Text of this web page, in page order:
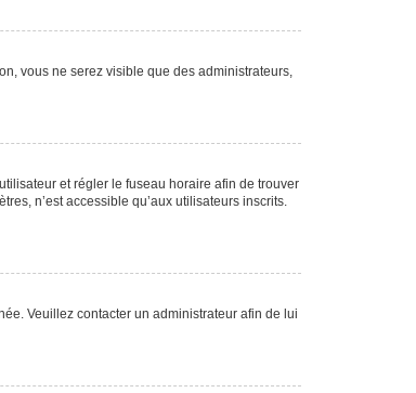
vous ne serez visible que des administrateurs,
et régler le fuseau horaire afin de trouver
n’est accessible qu’aux utilisateurs inscrits.
Veuillez contacter un administrateur afin de lui